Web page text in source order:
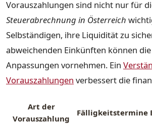
Vorauszahlungen sind nicht nur für
Steuerabrechnung in Österreich
Selbständigen, ihre Liquidität zu
abweichenden Einkünften können
Anpassungen vornehmen. Ein
Vorauszahlungen verbessert die
Art der
Vorauszahlung
Fälligkeitstermine